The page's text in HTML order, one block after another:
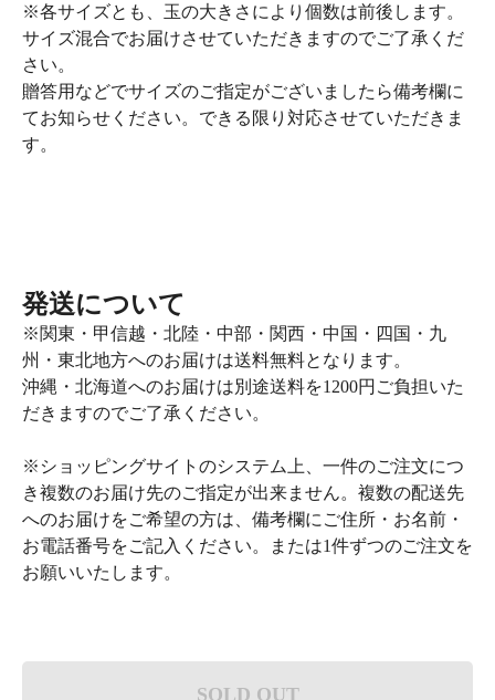
※各サイズとも、玉の大きさにより個数は前後します。
サイズ混合でお届けさせていただきますのでご了承くだ
さい。
贈答用などでサイズのご指定がございましたら備考欄に
てお知らせください。できる限り対応させていただきま
す。
発送について
※関東・甲信越・北陸・中部・関西・中国・四国・九
州・東北地方へのお届けは送料無料となります。
沖縄・北海道へのお届けは別途送料を1200円ご負担いた
だきますのでご了承ください。
※ショッピングサイトのシステム上、一件のご注文につ
き複数のお届け先のご指定が出来ません。複数の配送先
へのお届けをご希望の方は、備考欄にご住所・お名前・
お電話番号をご記入ください。または1件ずつのご注文を
お願いいたします。
SOLD OUT